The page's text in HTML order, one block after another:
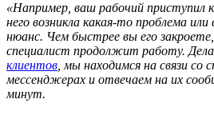
«Например, ваш рабочий приступил
него возникла какая-то проблема
нюанс. Чем быстрее вы его
специалист продолжит работу.
клиентов , мы находимся на связи со
мессенджерах и отвечаем на их
минут.